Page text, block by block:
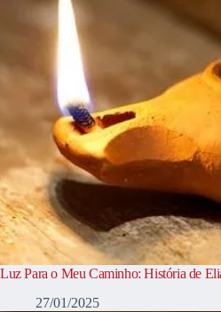
Luz Para o Meu Caminho: História de
27/01/2025